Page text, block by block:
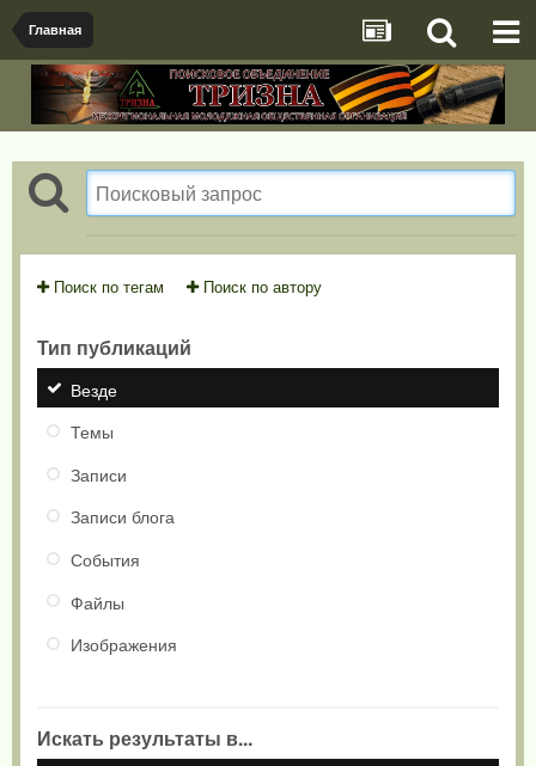
Главная
Поиск по тегам Поиск по автору
Тип публикаций
Везде
Темы
Записи
Записи блога
События
Файлы
Изображения
Искать результаты в...